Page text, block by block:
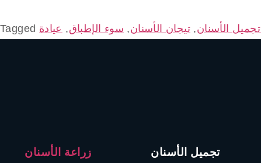
Tagged تجميل الأسنان, تيجان الأسنان, سوء الإطباق,
زراعة الأسنان تجميل الأسنان